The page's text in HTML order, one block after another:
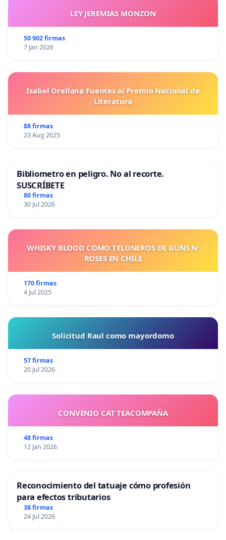
LEY JEREMIAS MONZON
50 902 firmas
7 Jan 2026
Isabel Orellana Fuentes al Premio Nacional de
Literatura
88 firmas
23 Aug 2025
Bibliometro en peligro. No al recorte.
SUSCRÍBETE
80 firmas
30 Jul 2026
WHISKY BLOOD COMO TELONEROS DE GUNS N'
ROSES EN CHILE
170 firmas
4 Jul 2025
Solicitud Raul como mayordomo
57 firmas
20 Jul 2026
CONVENIO CAT TEACOMPAÑA
48 firmas
12 Jan 2026
Reconocimiento del tatuaje cómo profesión
para efectos tributarios
38 firmas
24 Jul 2026